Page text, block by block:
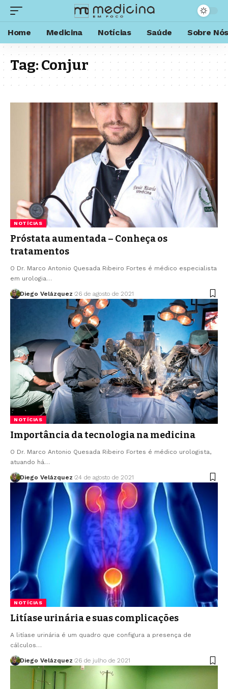
Home Medicina Notícias Saúde Sobre
Tag:Conjur
NOTÍCIAS
Próstata aumentada – Conheça os
tratamentos
O Dr. Marco Antonio Quesada Ribeiro Fortes é médico especialista
em urologia…
Diego Velázquez 26 de agosto de 2021
NOTÍCIAS
Importância da tecnologia na medicina
O Dr. Marco Antonio Quesada Ribeiro Fortes é médico urologista,
atuando há…
Diego Velázquez 24 de agosto de 2021
NOTÍCIAS
Litíase urinária e suas complicações
A litíase urinária é um quadro que configura a presença de
cálculos…
Diego Velázquez 26 de julho de 2021